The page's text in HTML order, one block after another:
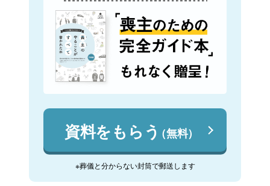
資料をもらう（無料）
※葬儀と分からない封筒で郵送します